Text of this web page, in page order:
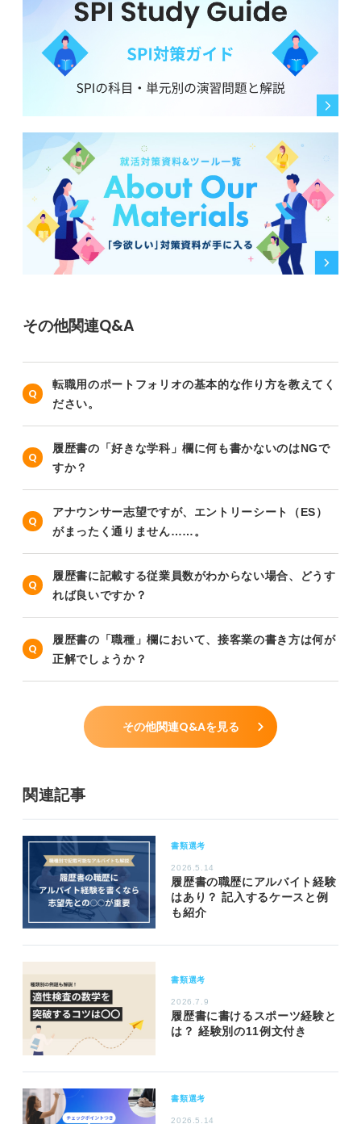
その他関連Q&A
転職用のポートフォリオの基本的な作り方を教えてく
ださい。
履歴書の「好きな学科」欄に何も書かないのはNGで
すか？
アナウンサー志望ですが、エントリーシート（ES）
がまったく通りません……。
履歴書に記載する従業員数がわからない場合、どうす
れば良いですか？
履歴書の「職種」欄において、接客業の書き方は何が
正解でしょうか？
その他関連Q&Aを見る
関連記事
書類選考
2026.5.14
履歴書の職歴にアルバイト経験
はあり？ 記入するケースと例
も紹介
書類選考
2026.7.9
履歴書に書けるスポーツ経験と
は？ 経験別の11例文付き
書類選考
2026.5.14